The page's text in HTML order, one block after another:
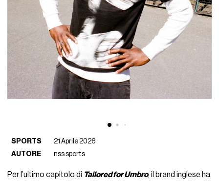
SPORTS
21 Aprile 2026
AUTORE
nss sports
Per l’ultimo capitolo di Tailored for Umbro, il brand inglese ha